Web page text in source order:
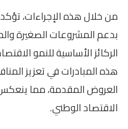
من خلال هذه الإجراءات، تؤكد
بدعم المشروعات الصغيرة
الركائز الأساسية للنمو
هذه المبادرات في تعزيز
العروض المقدمة، مما
الاقتصاد الوطني.